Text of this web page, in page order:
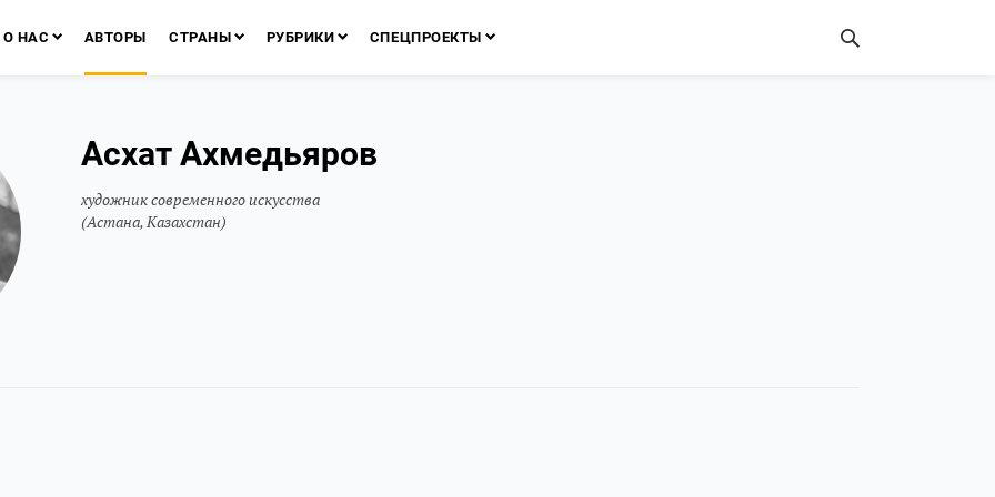
О НАС АВТОРЫ СТРАНЫ РУБРИКИ СПЕЦПРОЕКТЫ
Асхат Ахмедьяров
художник современного искусства
(Астана, Казахстан)